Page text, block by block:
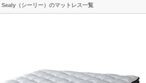
Sealy（シーリー）のマットレス一覧